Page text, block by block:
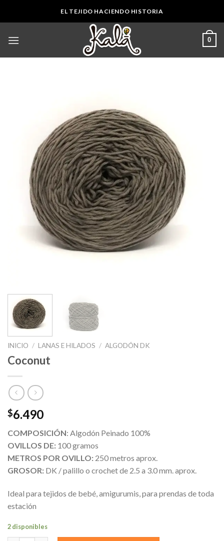
EL TEJIDO HACIENDO HISTORIA
0
INICIO / LANAS E HILADOS / ALGODÓN DK
Coconut
$6.490
COMPOSICIÓN: Algodón Peinado 100%
OVILLOS DE: 100 gramos
METROS POR OVILLO: 250 metros aprox.
GROSOR: DK / palillo o crochet de 2.5 a 3.0 mm. aprox.
Ideal para tejidos de bebé, amigurumis, para prendas de toda
estación
2 disponibles